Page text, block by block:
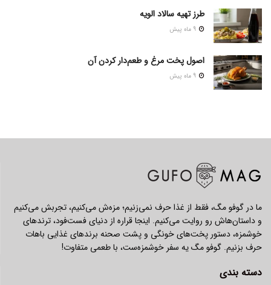
طرز تهیه سالاد الویه
اصول پخت مرغ و طعم‌دار کردن آن
ما در گوفو مگ، فقط از غذا حرف نمی‌زنیم؛ مزه‌ش می‌کنیم، تجربش می‌کنیم
و داستان‌هاش رو روایت می‌کنیم. اینجا قراره از دنیای فست‌فود، ترندهای
خوشمزه، دستور پخت‌های خونگی و پشت صحنه برندهای غذایی باهات
حرف بزنیم. گوفو مگ یه سفر خوشمزه‌ست، با طعمی متفاوت!
دسته بندی